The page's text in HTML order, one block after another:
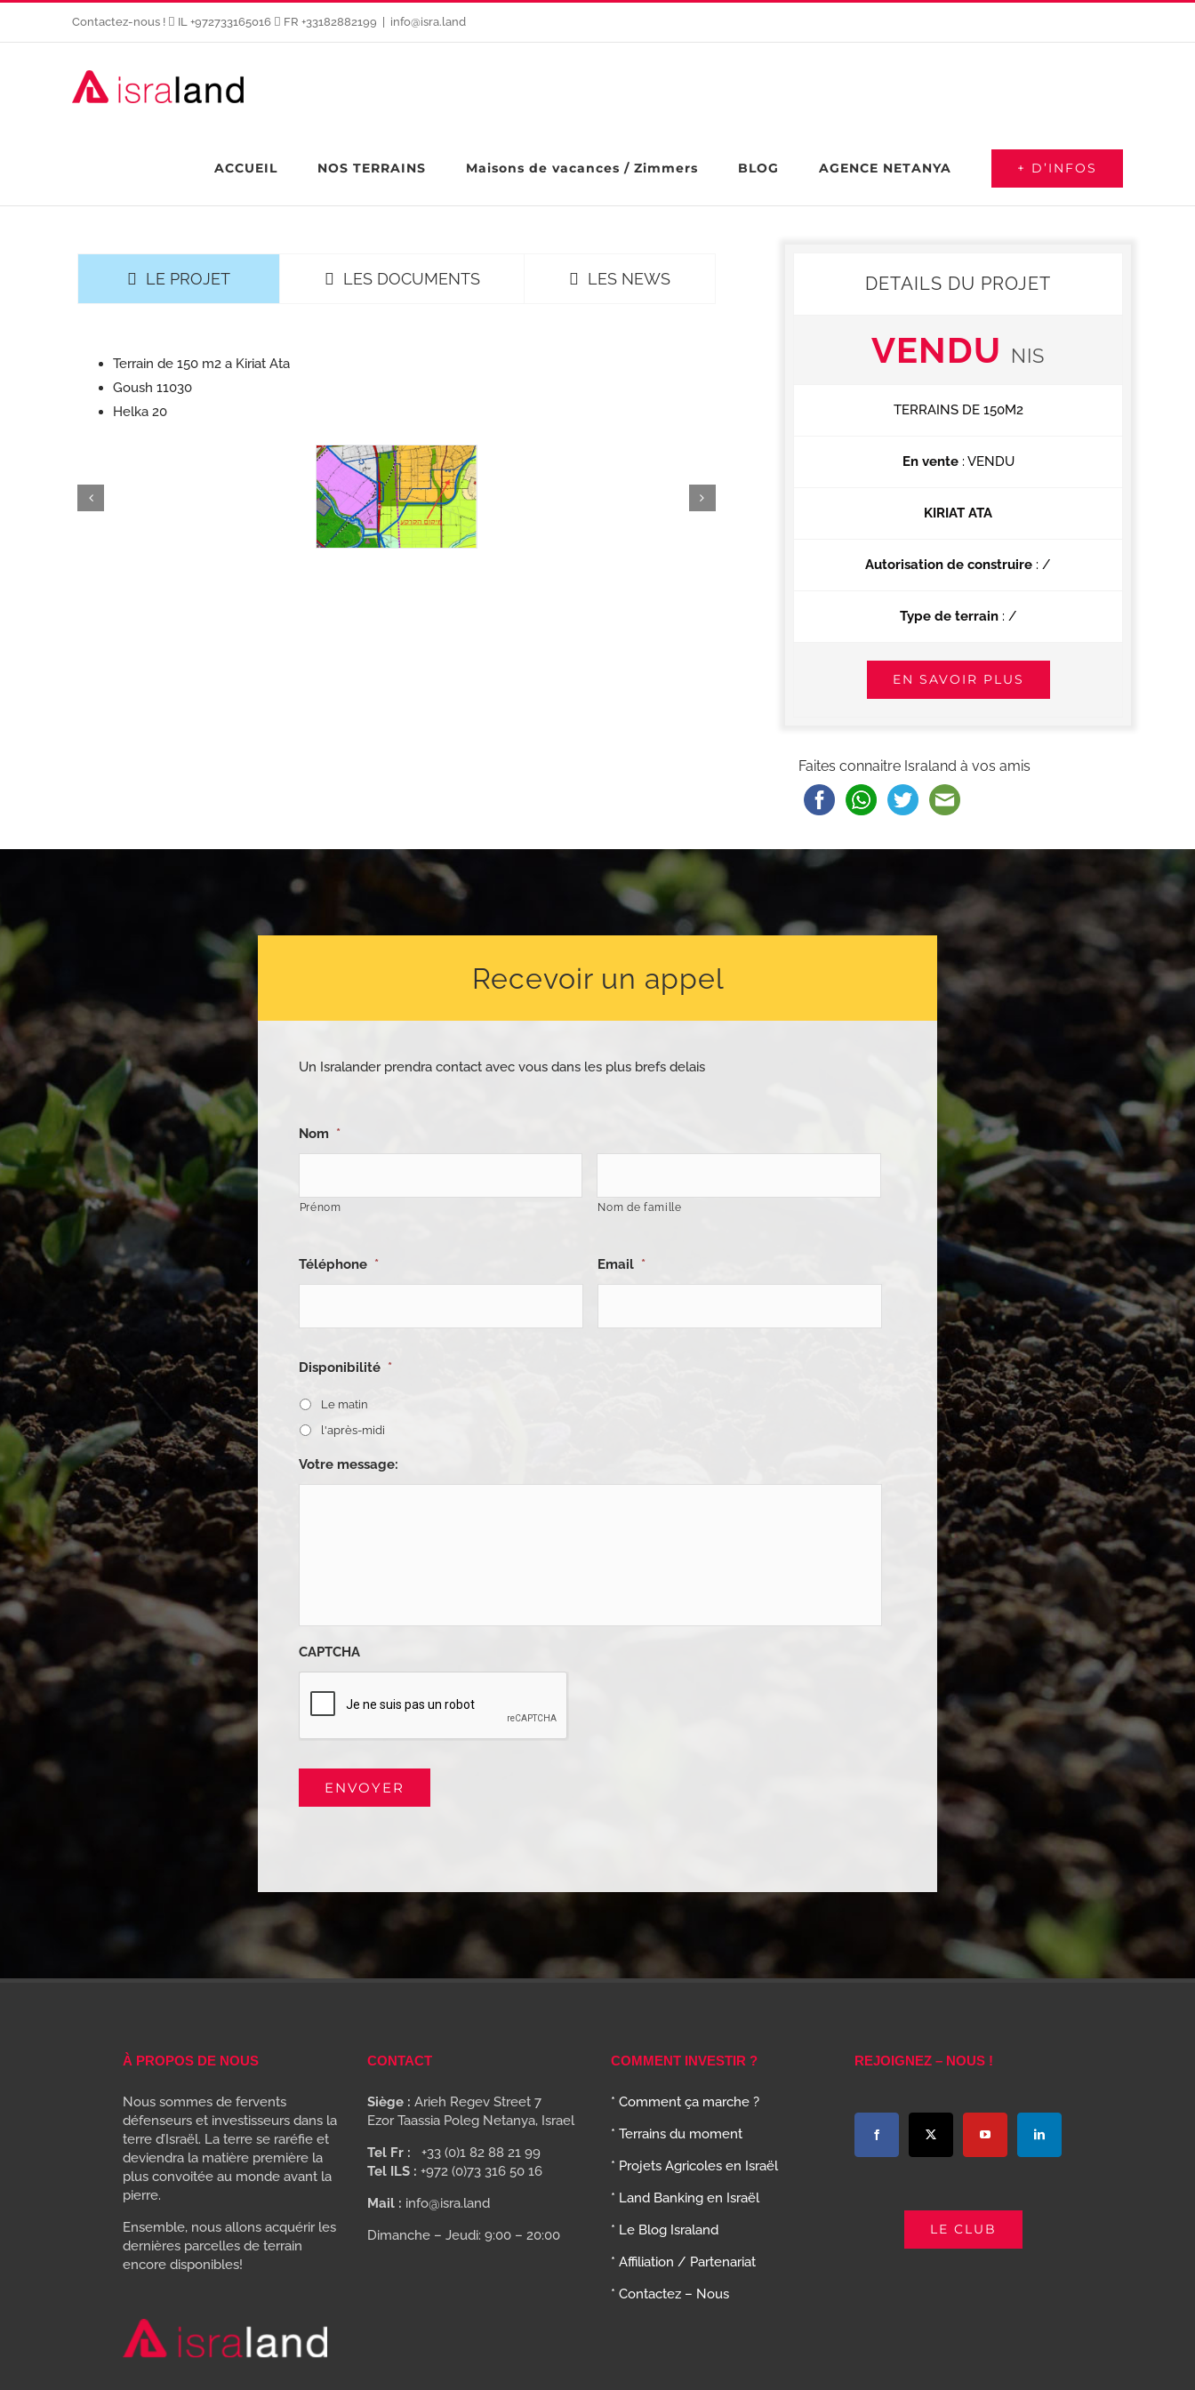
Contactez-nous ! IL +972733165016 FR +33182882199 info@isra.land
ACCUEIL NOS TERRAINS Maisons de vacances / Zimmers BLOG AGENCE NETANYA + D’INFOS
LE PROJET LES DOCUMENTS LES NEWS
Terrain de 150 m2 a Kiriat Ata
Goush 11030
Helka 20
DETAILS DU PROJET
VENDU NIS
TERRAINS DE 150M2
En vente : VENDU
KIRIAT ATA
Autorisation de construire : /
Type de terrain : /
EN SAVOIR PLUS
Faites connaitre Israland à vos amis
Recevoir un appel
Un Isralander prendra contact avec vous dans les plus brefs delais
Nom *
Prénom Nom de famille
Téléphone * Email *
Disponibilité *
Le matin
l'après-midi
Votre message:
CAPTCHA
À PROPOS DE NOUS
Nous sommes de fervents
défenseurs et investisseurs dans la
terre d’Israël. La terre se raréfie et
deviendra la matière première la
plus convoitée au monde avant la
pierre.
Ensemble, nous allons acquérir les
dernières parcelles de terrain
encore disponibles!
CONTACT
Siège : Arieh Regev Street 7
Ezor Taassia Poleg Netanya, Israel
Tel Fr : +33 (0)1 82 88 21 99
Tel ILS : +972 (0)73 316 50 16
Mail : info@isra.land
Dimanche – Jeudi: 9:00 – 20:00
COMMENT INVESTIR ?
* Comment ça marche ?
* Terrains du moment
* Projets Agricoles en Israël
* Land Banking en Israël
* Le Blog Israland
* Affiliation / Partenariat
* Contactez – Nous
REJOIGNEZ – NOUS !
LE CLUB